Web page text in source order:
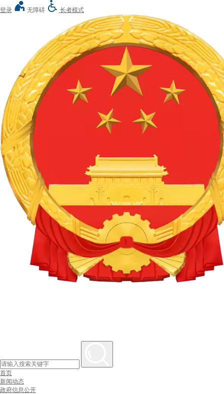
登录 无障碍 长者模式
首页
新闻动态
政府信息公开